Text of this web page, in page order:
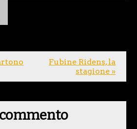
Fubine Ridens, la
stagione »